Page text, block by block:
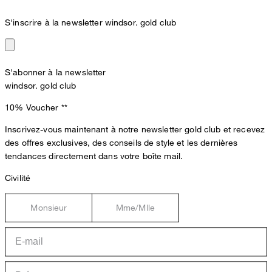
S'inscrire à la newsletter windsor. gold club
S'abonner à la newsletter
windsor. gold club
10% Voucher **
Inscrivez-vous maintenant à notre newsletter gold club et recevez
des offres exclusives, des conseils de style et les dernières
tendances directement dans votre boîte mail.
Civilité
Monsieur Mme/Mlle